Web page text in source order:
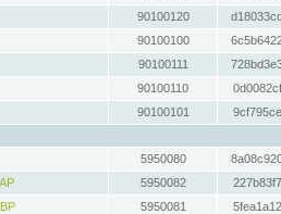
90100120
90100100
90100111
90100110
90100101
5950080
5950082
5950081